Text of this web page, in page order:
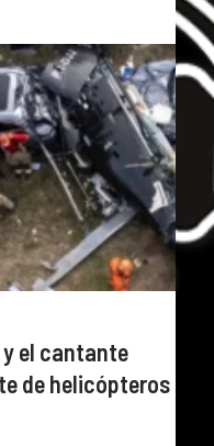
y el cantante
de helicópteros